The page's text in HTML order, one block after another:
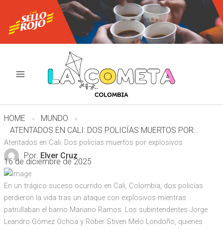
contenido
HOME
MUNDO
ATENTADOS EN CALI: DOS POLICÍAS MUERTOS POR EXPLOSIVOS
Atentados en Cali: Dos policías muertos por explosivos
Por Elver Cruz
16 de diciembre de 2025
En un trágico suceso ocurrido en Cali, Colombia, dos policías
perdieron la vida tras un ataque con explosivos mientras
patrullaban el barrio Mariano Ramos. Los subintendentes Jorge
Leandro Gómez Ochoa y Rober Stiven Melo Londoño, quienes